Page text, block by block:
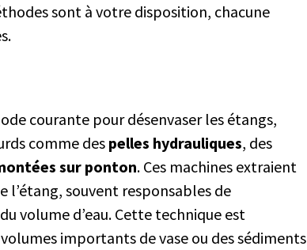
sont à votre disposition, chacune
courante pour désenvaser les étangs,
comme des pelles hydrauliques, des
sur ponton. Ces machines extraient
l’étang, souvent responsables de
volume d’eau. Cette technique est
importants de vase ou des sédiments